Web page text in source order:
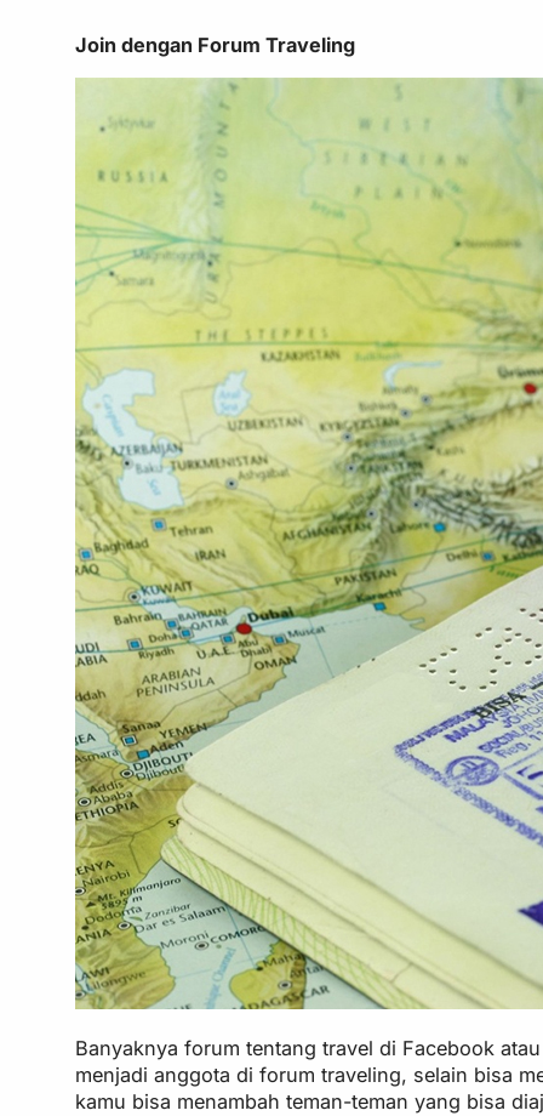
Join dengan Forum Traveling
Banyaknya forum tentang travel di Facebook
menjadi anggota di forum traveling, selain bisa
kamu bisa menambah teman-teman yang bisa